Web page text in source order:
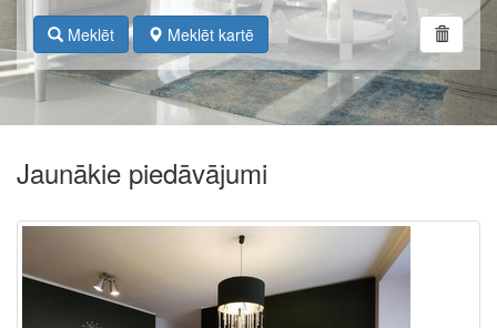
Meklēt Meklēt kartē
Jaunākie piedāvājumi